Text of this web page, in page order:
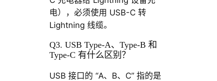
电），必须使用 USB-C 转
Lightning 线缆。
Q3. USB Type-A、Type-B 和
Type-C 有什么区别？
USB 接口的 “A、B、C” 指的是